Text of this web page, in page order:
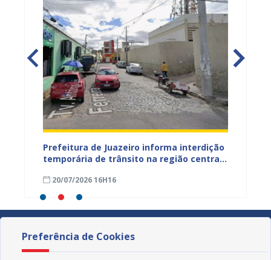
Prefeitura de Juazeiro informa interdição
temporária de trânsito na região central
20/07/2026 16H16
Preferência de Cookies